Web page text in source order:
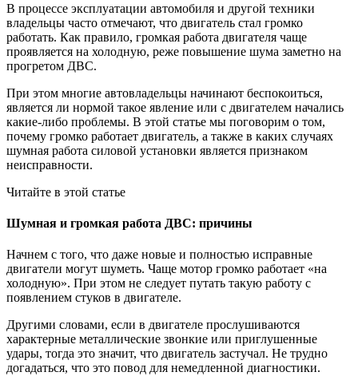
В процессе эксплуатации автомобиля и другой техники
владельцы часто отмечают, что двигатель стал громко
работать. Как правило, громкая работа двигателя чаще
проявляется на холодную, реже повышение шума заметно на
прогретом ДВС.
При этом многие автовладельцы начинают беспокоиться,
является ли нормой такое явление или с двигателем начались
какие-либо проблемы. В этой статье мы поговорим о том,
почему громко работает двигатель, а также в каких случаях
шумная работа силовой установки является признаком
неисправности.
Читайте в этой статье
Шумная и громкая работа ДВС: причины
Начнем с того, что даже новые и полностью исправные
двигатели могут шуметь. Чаще мотор громко работает «на
холодную». При этом не следует путать такую работу с
появлением стуков в двигателе.
Другими словами, если в двигателе прослушиваются
характерные металлические звонкие или приглушенные
удары, тогда это значит, что двигатель застучал. Не трудно
догадаться, что это повод для немедленной диагностики.